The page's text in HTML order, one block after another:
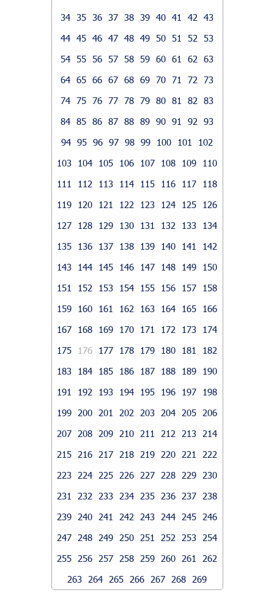
34 35 36 37 38 39 40 41 42
43
44 45 46 47 48 49 50 51 52
53
54 55 56 57 58 59 60 61 62
63
64 65 66 67 68 69 70 71 72
73
74 75 76 77 78 79 80 81 82
83
84 85 86 87 88 89 90 91 92
93
94 95 96 97 98 99 100 101
102
103
104 105 106 107 108 109
110
111
112 113 114 115 116 117
118
119
120 121 122 123 124 125
126
127
128 129 130 131 132 133
134
135
136 137 138 139 140 141
142
143
144 145 146 147 148 149
150
151
152 153 154 155 156 157
158
159
160 161 162 163 164 165
166
167
168 169 170 171 172 173
174
175
176 177 178 179 180 181
182
183
184 185 186 187 188 189
190
191
192 193 194 195 196 197
198
199
200 201 202 203 204 205
206
207
208 209 210 211 212 213
214
215
216 217 218 219 220 221
222
223
224 225 226 227 228 229
230
231
232 233 234 235 236 237
238
239
240 241 242 243 244 245
246
247
248 249 250 251 252 253
254
255
256 257 258 259 260 261
262
263
264 265 266 267 268 269